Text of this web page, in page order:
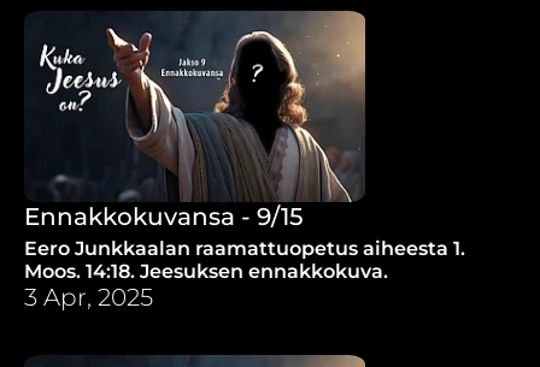
Ennakkokuvansa - 9/15
Eero Junkkaalan raamattuopetus aiheesta 1.
Moos. 14:18. Jeesuksen ennakkokuva.
3 Apr, 2025